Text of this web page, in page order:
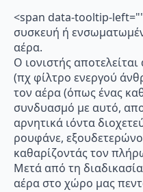
<span data-tooltip-
συσκευή ή
αέρα.
Ο ιονιστής
(πχ φίλτρο ενεργού
τον αέρα (όπως ένας
συνδυασμό με αυτό,
αρνητικά ιόντα
ρουφάνε,
καθαρίζοντάς τον
Μετά από τη
αέρα στο χώρο μας